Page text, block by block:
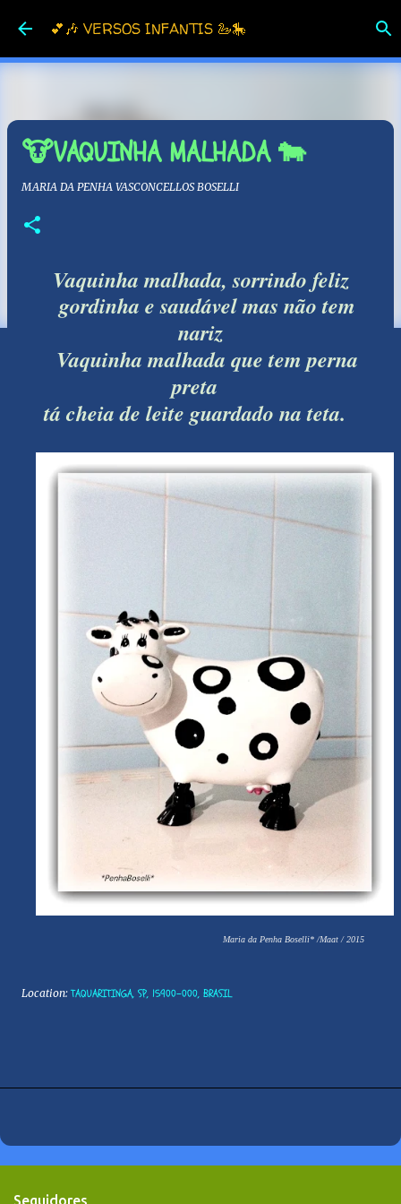
Pular para o conteúdo principal
💕🎶 VERSOS INFANTIS 🦢🎠
🐮VAQUINHA MALHADA 🐄
MARIA DA PENHA VASCONCELLOS BOSELLI
Vaquinha malhada, sorrindo feliz
gordinha e saudável mas não tem
nariz
Vaquinha malhada que tem perna
preta
tá cheia de leite guardado na teta.
Maria da Penha Boselli* /Maat / 2015
Location:TAQUARITINGA, SP, 15900-000, BRASIL
Seguidores